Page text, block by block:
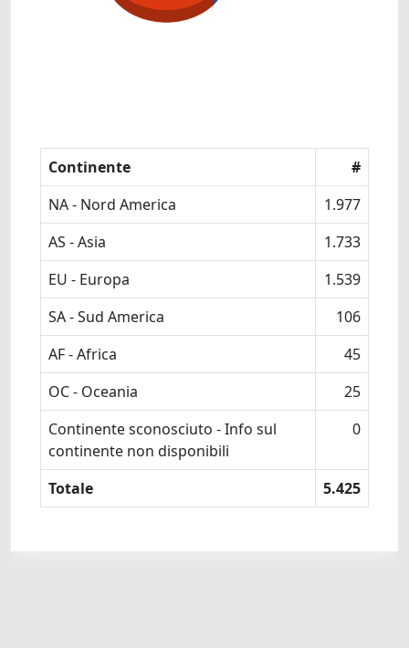
Continente
#
NA - Nord America
1.977
AS - Asia
1.733
EU - Europa
1.539
SA - Sud America
106
AF - Africa
45
OC - Oceania
25
Continente sconosciuto - Info sul
continente non disponibili
0
Totale 5.425